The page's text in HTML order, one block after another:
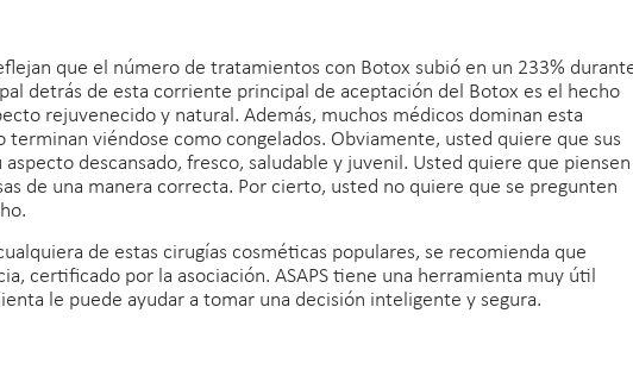
que el número de tratamientos con Botox subió en un 233%
detrás de esta corriente principal de aceptación del Botox es el hecho
rejuvenecido y natural. Además, muchos médicos dominan esta
viéndose como congelados. Obviamente, usted quiere que sus
descansado, fresco, saludable y juvenil. Usted quiere que piensen
de una manera correcta. Por cierto, usted no quiere que se pregunten
de estas cirugías cosméticas populares, se recomienda que
certificado por la asociación. ASAPS tiene una herramienta muy útil
le puede ayudar a tomar una decisión inteligente y segura.